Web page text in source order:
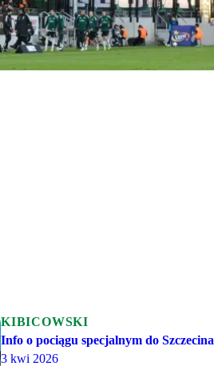
KIBICOWSKI
Info o pociągu specjalnym do Szczecina
3 kwi 2026